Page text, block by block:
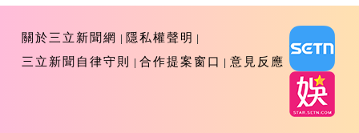
關於三立新聞網
隱私權聲明
三立新聞自律守則
合作提案窗口 意見反應